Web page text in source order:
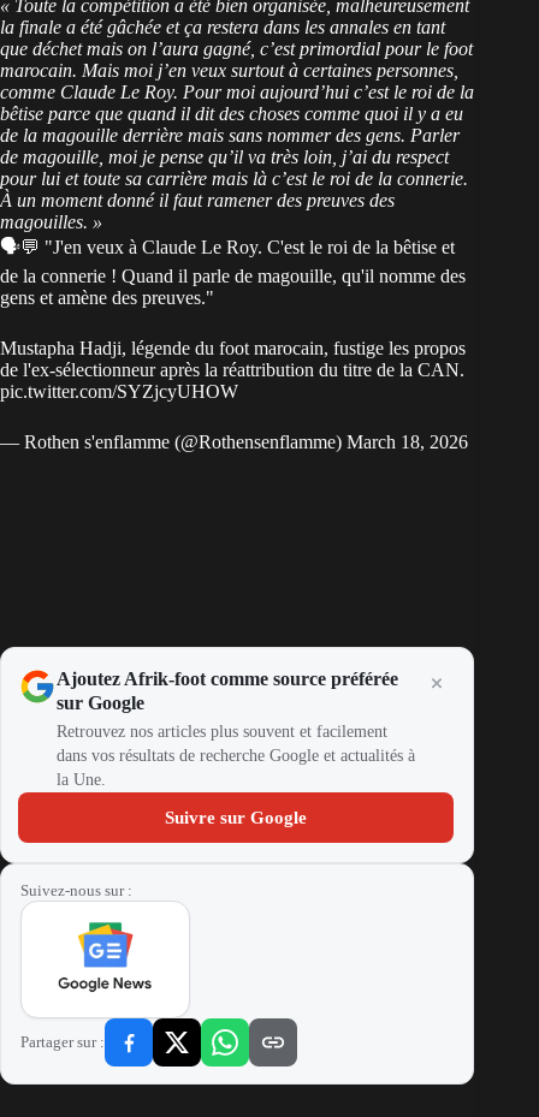
« Toute la compétition a été bien organisée, malheureusement
la finale a été gâchée et ça restera dans les annales en tant
que déchet mais on l’aura gagné, c’est primordial pour le foot
marocain. Mais moi j’en veux surtout à certaines personnes,
comme Claude Le Roy. Pour moi aujourd’hui c’est le roi de la
bêtise parce que quand il dit des choses comme quoi il y a eu
de la magouille derrière mais sans nommer des gens. Parler
de magouille, moi je pense qu’il va très loin, j’ai du respect
pour lui et toute sa carrière mais là c’est le roi de la connerie.
À un moment donné il faut ramener des preuves des
magouilles. »
🗣💬 "J'en veux à Claude Le Roy. C'est le roi de la bêtise et
de la connerie ! Quand il parle de magouille, qu'il nomme des
gens et amène des preuves."
Mustapha Hadji, légende du foot marocain, fustige les propos
de l'ex-sélectionneur après la réattribution du titre de la CAN.
pic.twitter.com/SYZjcyUHOW
— Rothen s'enflamme (@Rothensenflamme) March 18, 2026
Ajoutez Afrik-foot comme source préférée
sur Google
Retrouvez nos articles plus souvent et facilement
dans vos résultats de recherche Google et actualités à
la Une.
Suivre sur Google
Suivez-nous sur :
Partager sur :